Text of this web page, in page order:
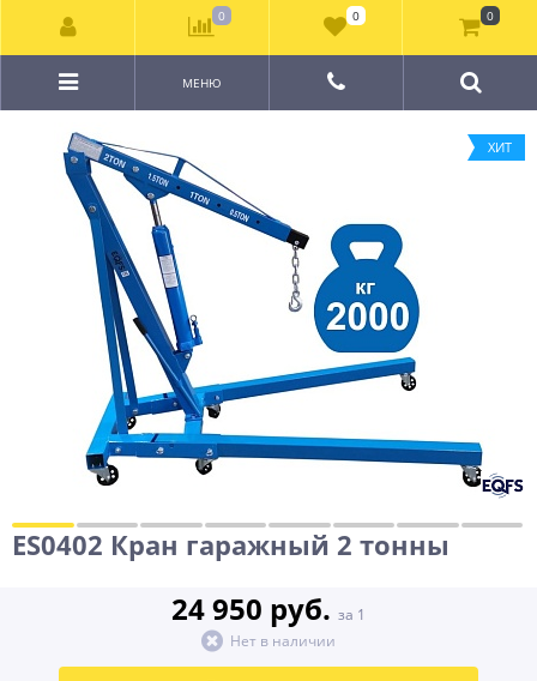
МЕНЮ
ХИТ
ES0402 Кран гаражный 2 тонны
24 950 руб. за 1
Нет в наличии
0 0 0